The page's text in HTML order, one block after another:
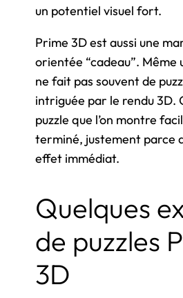
un potentiel visuel fort.
Prime 3D est aussi une
orientée “cadeau”. Même
ne fait pas souvent de
intriguée par le rendu 3D.
puzzle que l’on montre
terminé, justement parce
effet immédiat.
Quelques
de puzzles
3D